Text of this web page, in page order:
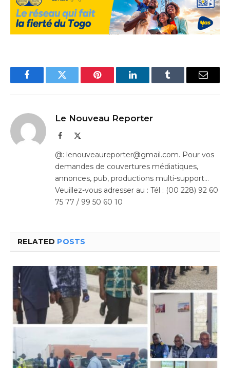
FacebookTwitter Pinterest LinkedInTumblr Email
Le Nouveau Reporter
Facebook
@: lenouveaureporter@gmail.com. Pour vos
demandes de couvertures médiatiques,
annonces, pub, productions multi-support…
Veuillez-vous adresser au : Tél : (00 228) 92 60
75 77 / 99 50 60 10
RELATED POSTS